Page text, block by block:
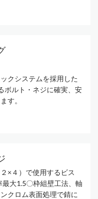
クシステムを採用した
ボルト・ネジに確実、安
す。
×４）で使用するビス
大1.5〇枠組壁工法、軸
クロム表面処理で錆に